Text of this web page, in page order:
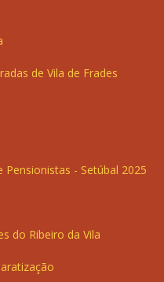
de Vila de Frades
- Setúbal 2025
do Ribeiro da Vila